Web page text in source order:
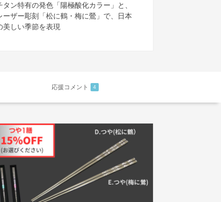
タン特有の発色「陽極酸化カラー」と、
ーザー彫刻「松に鶴・梅に鶯」で、日本
美しい季節を表現
応援コメント 4